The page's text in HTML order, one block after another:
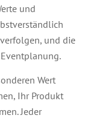
und
und die
Wert
Ihr Produkt
Jeder